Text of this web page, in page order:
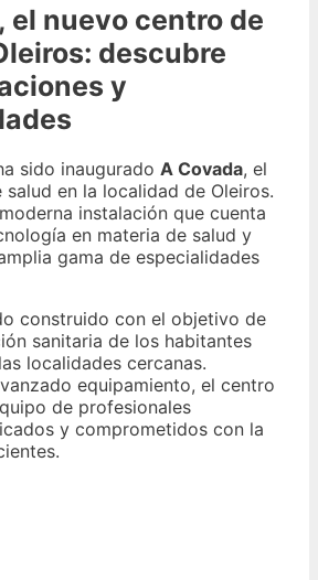
el nuevo centro de
descubre
y
sido inaugurado A Covada, el
en la localidad de Oleiros.
instalación que cuenta
en materia de salud y
gama de especialidades
construido con el objetivo de
sanitaria de los habitantes
localidades cercanas.
equipamiento, el centro
de profesionales
y comprometidos con la